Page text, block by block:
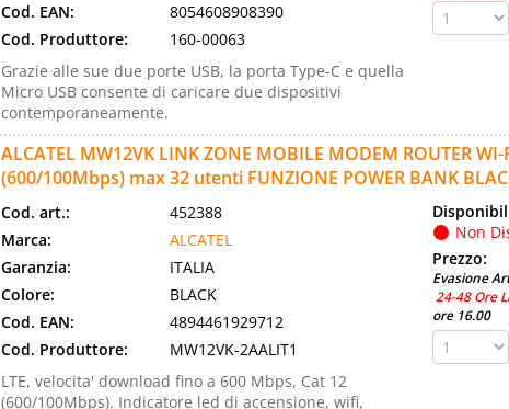
Cod. EAN:
8054608908390
Cod. Produttore:
160-00063
Grazie alle sue due porte USB, la porta Type-C e quella
Micro USB consente di caricare due dispositivi
contemporaneamente.
ALCATEL MW12VK LINK ZONE MOBILE MODEM ROUTER WI-
(600/100Mbps) max 32 utenti FUNZIONE POWER BANK
Cod. art.:
452388
Marca:
ALCATEL
Garanzia:
ITALIA
Colore:
BLACK
Cod. EAN:
4894461929712
Cod. Produttore:
MW12VK-2AALIT1
LTE, velocita' download fino a 600 Mbps, Cat 12
(600/100Mbps). Indicatore led di accensione, wifi,
Non
Prezzo:
Evasione
24-48 Ore
ore 16.00